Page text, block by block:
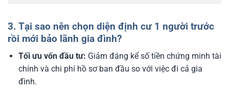
3. Tại sao nên chọn diện định cư 1 người trước
rồi mới bảo lãnh gia đình?
Tối ưu vốn đầu tư: Giảm đáng kể số tiền chứng minh tài
chính và chi phí hồ sơ ban đầu so với việc đi cả gia
đình.